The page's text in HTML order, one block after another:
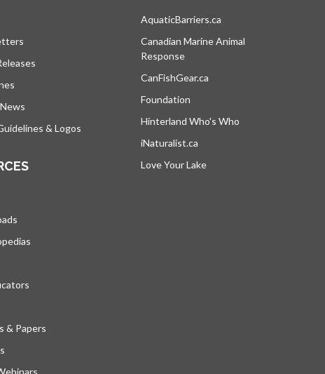
& Logos
& Papers
AquaticBarriers.ca
Canadian Marine Animal
Response
CanFishGear.ca
Foundation
Hinterland Who's Who
iNaturalist.ca
Love Your Lake